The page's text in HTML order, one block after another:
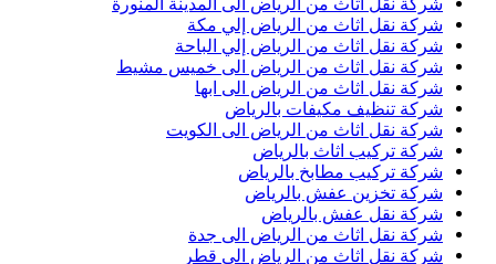
شركة نقل اثاث من الرياض إلي مكة
شركة نقل اثاث من الرياض إلي الباحة
شركة نقل اثاث من الرياض الى خميس مشيط
شركة نقل اثاث من الرياض الى ابها
شركة تنظيف مكيفات بالرياض
شركة نقل اثاث من الرياض الى الكويت
شركة تركيب اثاث بالرياض
شركة تركيب مطابخ بالرياض
شركة تخزين عفش بالرياض
شركة نقل عفش بالرياض
شركة نقل اثاث من الرياض الى جدة
شركة نقل اثاث من الرياض الى قطر